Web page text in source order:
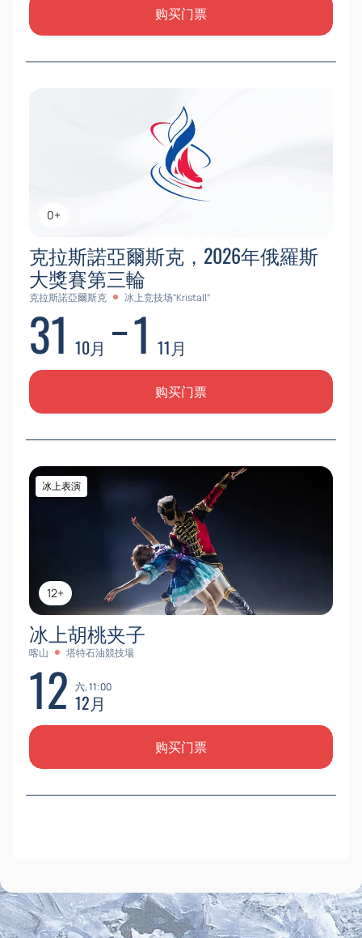
购买门票
0+
克拉斯諾亞爾斯克，2026年俄羅斯
大獎賽第三輪
克拉斯諾亞爾斯克 冰上竞技场“Kristall”
31 10月 1 11月
购买门票
12+
冰上表演
冰上胡桃夹子
喀山 塔特石油競技場
12 六, 11:00
12月
购买门票